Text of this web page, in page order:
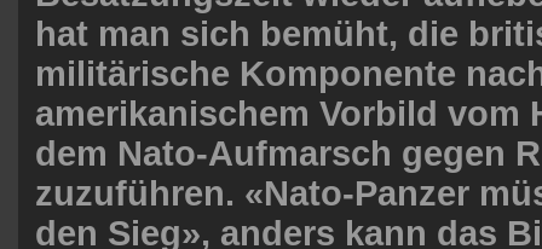
hat man sich bemüht, die
militärische Komponente
amerikanischem Vorbild vom
dem Nato-Aufmarsch gegen
zuzuführen. «Nato-Panzer
den Sieg», anders kann das